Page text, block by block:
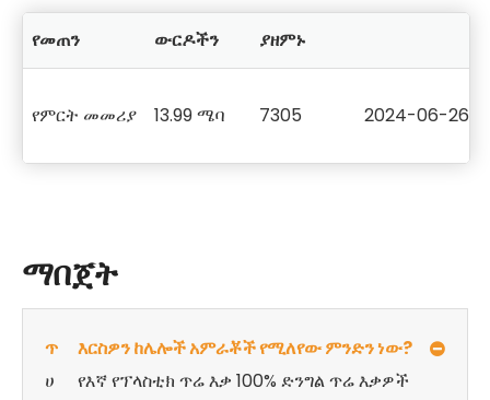
የመጠን ውርዶችን ያዘምኑ
የምርት መመሪያ 13.99 ሜባ 7305 2024-06-26
ማበጀት
ጥ
እርስዎን ከሌሎች አምራቾች የሚለየው ምንድን ነው?
ሀ
የእኛ የፕላስቲክ ጥሬ እቃ 100% ድንግል ጥሬ እቃዎች